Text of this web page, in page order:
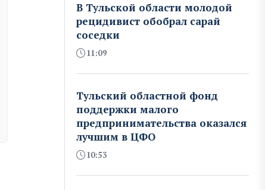
В Тульской области молодой
рецидивист обобрал сарай
соседки
11:09
Тульский областной фонд
поддержки малого
предпринимательства оказался
лучшим в ЦФО
10:53